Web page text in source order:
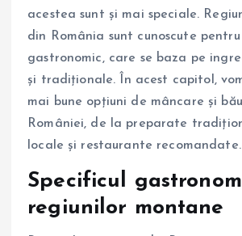
acestea sunt și mai speciale.
din România sunt cunoscute
gastronomic, care se baza pe
și tradiționale. În acest capitol,
mai bune opțiuni de mâncare și
României, de la preparate
locale și restaurante recomandate.
Specificul
regiunilor montane